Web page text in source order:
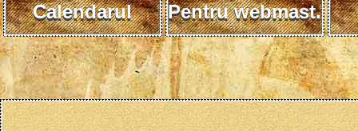
Calendarul Pentru webmast.